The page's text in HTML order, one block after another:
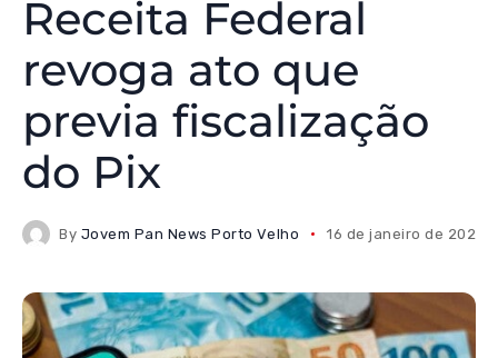
Receita Federal
revoga ato que
previa fiscalização
do Pix
By Jovem Pan News Porto Velho 16 de janeiro de 2025